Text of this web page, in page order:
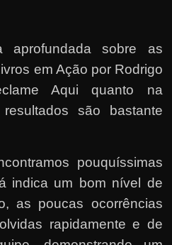
aprofundada sobre as
em Ação por Rodrigo
Aqui quanto na
são bastante
pouquíssimas
indica um bom nível de
as poucas ocorrências
rapidamente e de